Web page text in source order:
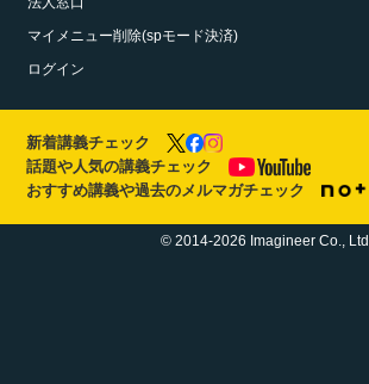
マイメニュー削除(spモード決済)
ログイン
新着講義チェック
話題や人気の講義チェック
おすすめ講義や過去のメルマガチェック
© 2014-2026 Imagineer Co., Ltd.